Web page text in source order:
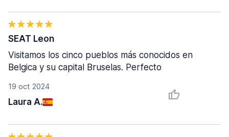
19 oct 2024
Laura A.
SEAT Leon
Visitamos los cinco pueblos más conocidos en
Belgica y su capital Bruselas. Perfecto